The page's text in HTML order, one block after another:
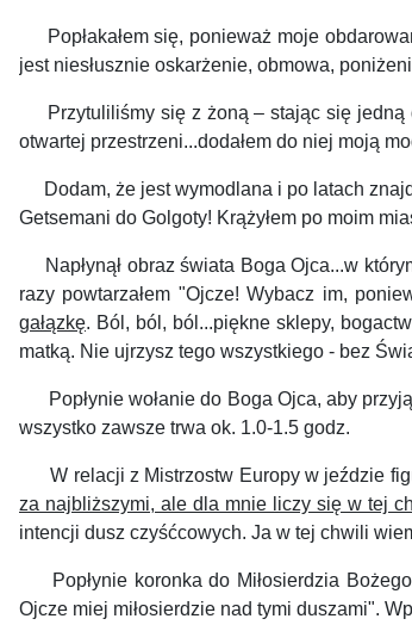
Popłakałem się, ponieważ moje
jest niesłusznie oskarżenie, obmowa,
Przytuliliśmy się z żoną – stając się jedną
otwartej przestrzeni...dodałem do niej moją
Dodam, że jest wymodlana i po latach
Getsemani do Golgoty! Krążyłem po moim
Napłynął obraz świata Boga Ojca...w
razy powtarzałem "Ojcze! Wybacz im,
gałązkę. Ból, ból, ból...piękne sklepy,
matką. Nie ujrzysz tego wszystkiego - bez
Popłynie wołanie do Boga Ojca, aby
wszystko zawsze trwa ok. 1.0-1.5 godz.
W relacji z Mistrzostw Europy w jeździe
za najbliższymi, ale dla mnie liczy się w tej
intencji dusz czyśćcowych. Ja w tej chwili
Popłynie koronka do Miłosierdzia
Ojcze miej miłosierdzie nad tymi duszami".